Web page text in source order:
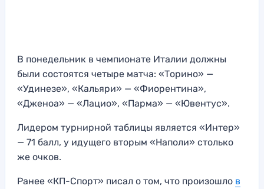
В понедельник в чемпионате Италии должны
были состоятся четыре матча: «Торино» —
«Удинезе», «Кальяри» — «Фиорентина»,
«Дженоа» — «Лацио», «Парма» — «Ювентус».
Лидером турнирной таблицы является «Интер»
— 71 балл, у идущего вторым «Наполи» столько
же очков.
Ранее «КП-Спорт» писал о том, что произошло в